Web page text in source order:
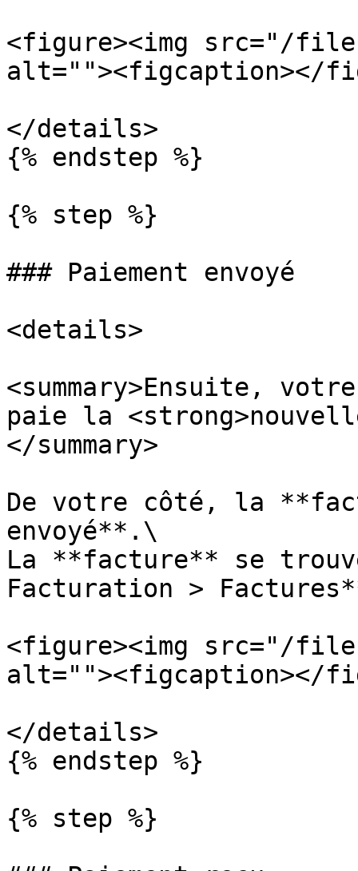
<figure><img src="/files/
alt=""><figcaption></
</details>
{% endstep %}
{% step %}
### Paiement envoyé
<details>
<summary>Ensuite,
paie la
</summary>
De votre côté, la
envoyé**.\
La **facture** se
Facturation >
<figure><img src="/files/
alt=""><figcaption></
</details>
{% endstep %}
{% step %}